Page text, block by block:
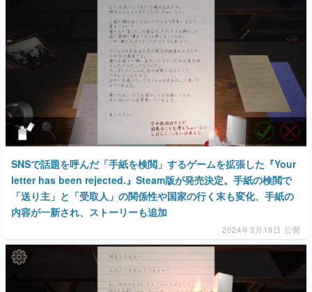
SNSで話題を呼んだ「手紙を検閲」するゲームを拡張した『Your
letter has been rejected.』Steam版が発売決定。手紙の検閲で
「送り主」と「受取人」の関係性や国家の行く末も変化、手紙の
内容が一新され、ストーリーも追加
2024年3月19日 公開